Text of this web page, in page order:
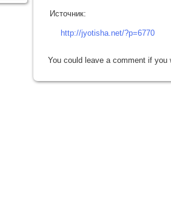
Источник:
http://jyotisha.net/?p=6770
You could leave a comment if you